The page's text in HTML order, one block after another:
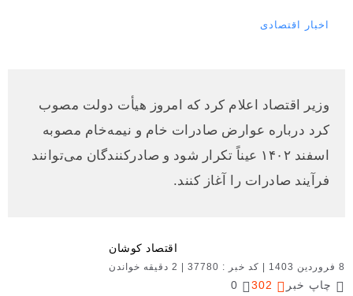
اخبار اقتصادی
وزیر اقتصاد اعلام کرد که امروز هیأت دولت مصوب
کرد درباره عوارض صادرات خام و نیمه‌خام مصوبه
اسفند ۱۴۰۲ عیناً تکرار شود و صادرکنندگان می‌توانند
فرآیند صادرات را آغاز کنند.
اقتصاد کوشان
8 فروردین 1403 | کد خبر : 37780 | 2 دقیقه خواندن
چاپ خبر 302
0